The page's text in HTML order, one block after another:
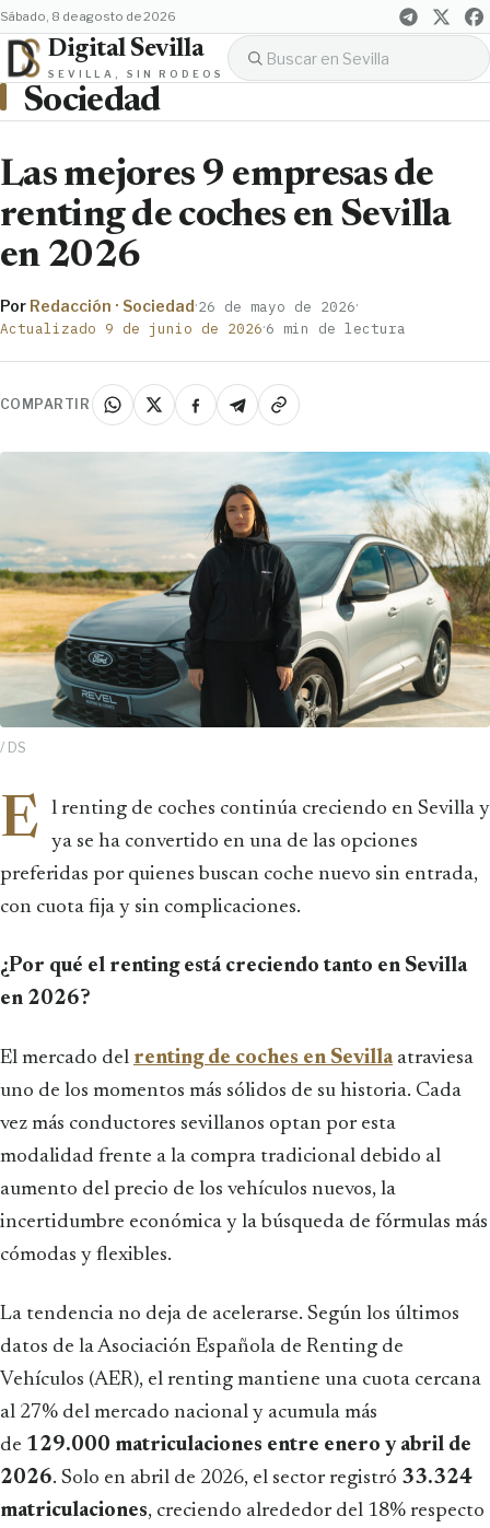
sábado, 8 de agosto de 2026
Digital Sevilla
SEVILLA, SIN RODEOS
Sociedad
Las mejores 9 empresas de
renting de coches en Sevilla
en 2026
Por Redacción · Sociedad·26 de mayo de 2026·
Actualizado 9 de junio de 2026·6 min de lectura
COMPARTIR
/ DS
E
l renting de coches continúa creciendo en Sevilla y
ya se ha convertido en una de las opciones
preferidas por quienes buscan coche nuevo sin entrada,
con cuota fija y sin complicaciones.
¿Por qué el renting está creciendo tanto en Sevilla
en 2026?
El mercado del renting de coches en Sevillaatraviesa
uno de los momentos más sólidos de su historia. Cada
vez más conductores sevillanos optan por esta
modalidad frente a la compra tradicional debido al
aumento del precio de los vehículos nuevos, la
incertidumbre económica y la búsqueda de fórmulas más
cómodas y flexibles.
La tendencia no deja de acelerarse. Según los últimos
datos de la Asociación Española de Renting de
Vehículos (AER), el renting mantiene una cuota cercana
al 27% del mercado nacional y acumula más
de 129.000 matriculaciones entre enero y abril de
2026. Solo en abril de 2026, el sector registró 33.324
matriculaciones, creciendo alrededor del 18% respecto